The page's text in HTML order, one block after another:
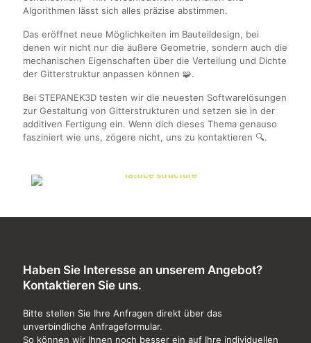
Algorithmen lässt sich alles präzise abstimmen.
Das eröffnet neue Möglichkeiten im Bauteildesign, bei
denen wir nicht nur die äußere Geometrie, sondern auch die
mechanischen Eigenschaften über die Verteilung und Dichte
der Gitterstruktur anpassen können 🧩.
Bei STEPANEK3D testen wir die neuesten Softwarelösungen
zur Gestaltung von Gitterstrukturen und setzen sie in der
additiven Fertigung ein. Wenn dich dieses Thema genauso
fasziniert wie uns, zögere nicht, uns zu kontaktieren 🔍.
Haben Sie Interesse an unserem Angebot?
Kontaktieren Sie uns.
Bitte stellen Sie Ihre Anfragen direkt über das
unverbindliche Anfrageformular.
So können wir Ihnen noch besser ein auf Ihre individuellen